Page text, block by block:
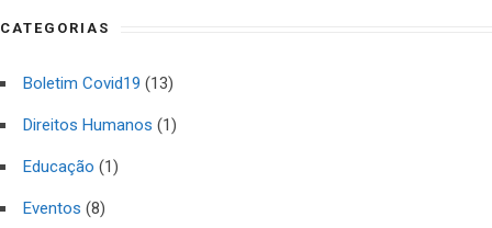
CATEGORIAS
Boletim Covid19 (13)
Direitos Humanos (1)
Educação (1)
Eventos (8)